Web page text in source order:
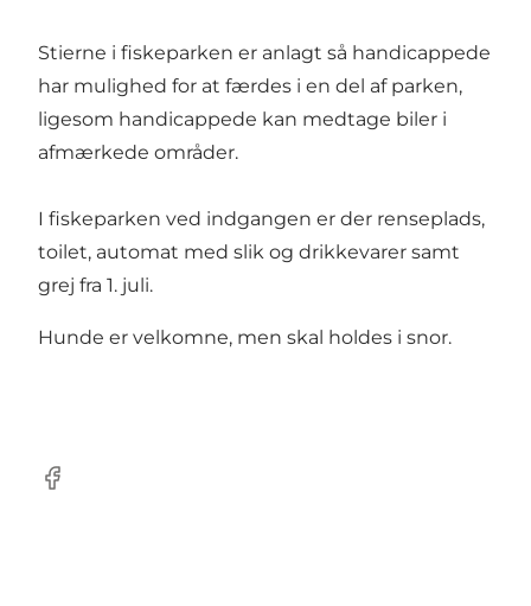
Stierne i fiskeparken er anlagt så handicappede
har mulighed for at færdes i en del af parken,
ligesom handicappede kan medtage biler i
afmærkede områder.
I fiskeparken ved indgangen er der renseplads,
toilet, automat med slik og drikkevarer samt
grej fra 1. juli.
Hunde er velkomne, men skal holdes i snor.
Facebook